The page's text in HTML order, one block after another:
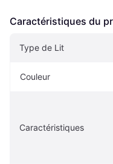
Caractéristiques du
Type de Lit
Couleur
Caractéristiques